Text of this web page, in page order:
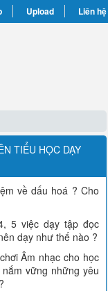
Upload Liên hệ
TIỂU HỌC DẠY
về dấu hoá ? Cho
5 việc dạy tập đọc
dạy như thế nào ?
Âm nhạc cho học
vững những yêu